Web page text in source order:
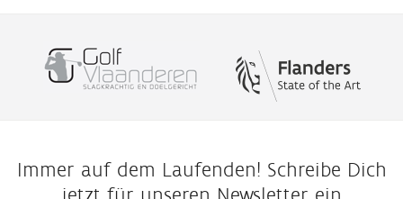
Immer auf dem Laufenden! Schreibe Dich